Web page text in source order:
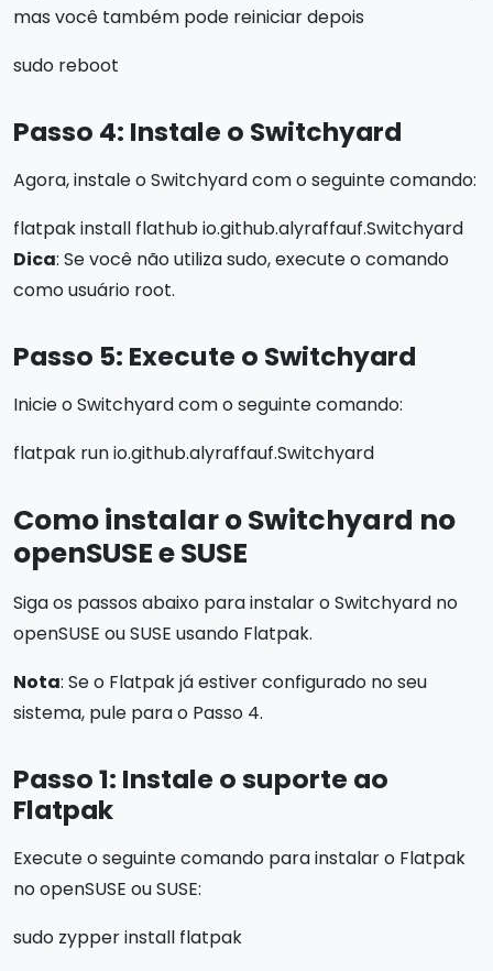
mas você também pode reiniciar depois
sudo reboot
Passo 4: Instale o Switchyard
Agora, instale o Switchyard com o seguinte comando:
flatpak install flathub io.github.alyraffauf.Switchyard
Dica: Se você não utiliza sudo, execute o comando
como usuário root.
Passo 5: Execute o Switchyard
Inicie o Switchyard com o seguinte comando:
flatpak run io.github.alyraffauf.Switchyard
Como instalar o Switchyard no
openSUSE e SUSE
Siga os passos abaixo para instalar o Switchyard no
openSUSE ou SUSE usando Flatpak.
Nota: Se o Flatpak já estiver configurado no seu
sistema, pule para o Passo 4.
Passo 1: Instale o suporte ao
Flatpak
Execute o seguinte comando para instalar o Flatpak
no openSUSE ou SUSE:
sudo zypper install flatpak